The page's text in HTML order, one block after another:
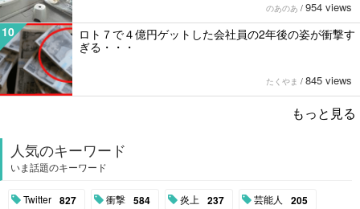
のあのあ / 954 views
10
ロト７で４億円ゲットした会社員の2年後の姿が衝撃す
ぎる・・・
たくやま / 845 views
もっと見る
人気のキーワード
いま話題のキーワード
Twitter 827 衝撃 584 炎上 237 芸能人 205